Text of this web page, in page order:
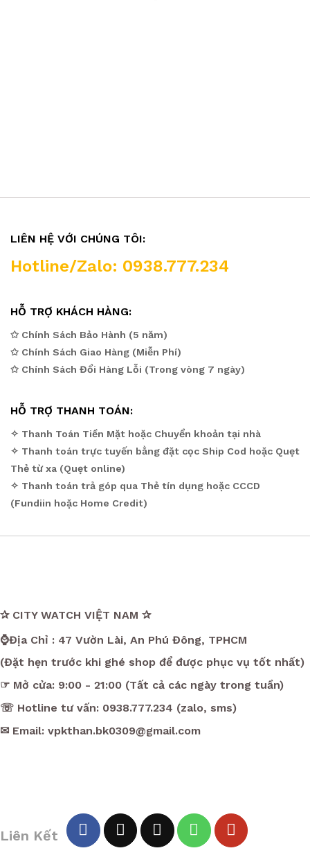
LIÊN HỆ VỚI CHÚNG TÔI:
Hotline/Zalo: 0938.777.234
HỖ TRỢ KHÁCH HÀNG:
✩ Chính Sách Bảo Hành (5 năm)
✩ Chính Sách Giao Hàng (Miễn Phí)
✩ Chính Sách Đổi Hàng Lỗi (Trong vòng 7 ngày)
HỖ TRỢ THANH TOÁN:
✧ Thanh Toán Tiền Mặt hoặc Chuyển khoản tại nhà
✧ Thanh toán trực tuyến bằng đặt cọc Ship Cod hoặc Quẹt
Thẻ từ xa (Quẹt online)
✧ Thanh toán trả góp qua Thẻ tín dụng hoặc CCCD
(Fundiin hoặc Home Credit)
✰ CITY WATCH VIỆT NAM ✰
⌚Địa Chỉ : 47 Vườn Lài, An Phú Đông, TPHCM
(Đặt hẹn trước khi ghé shop để được phục vụ tốt nhất)
☞ Mở cửa: 9:00 - 21:00 (Tất cả các ngày trong tuần)
☏ Hotline tư vấn: 0938.777.234 (zalo, sms)
✉ Email: vpkthan.bk0309@gmail.com
Liên Kết